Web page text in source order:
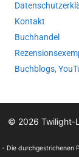
Kontakt
Buchhandel
Buchblogs,
© 2026 Twilight-
Die durchgestrichenen